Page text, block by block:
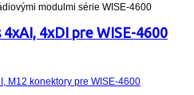
modulmi série WISE-4600
4xDI pre WISE-4600